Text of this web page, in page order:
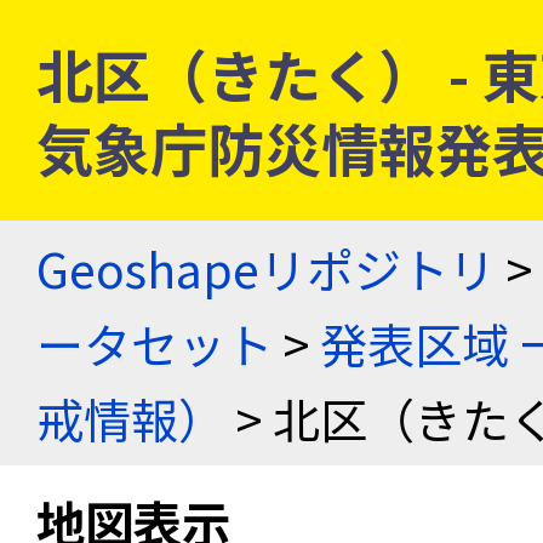
北区（きたく） -
気象庁防災情報発
Geoshapeリポジトリ >
ータセット >発表区域
戒情報）
> 北区（きた
地図表示